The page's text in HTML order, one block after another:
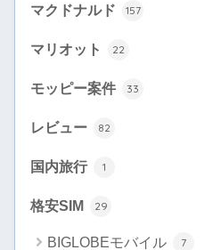
マクドナルド 157
マリオット 22
モッピー案件 33
レビュー 82
国内旅行 1
格安SIM 29
BIGLOBEモバイル 7